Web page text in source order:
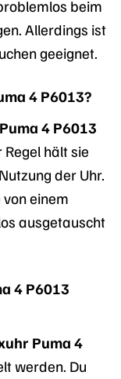
beim
Allerdings ist
geeignet.
4 P6013?
4 P6013
hält sie
der Uhr.
einem
ausgetauscht
4 P6013
Puma 4
werden. Du